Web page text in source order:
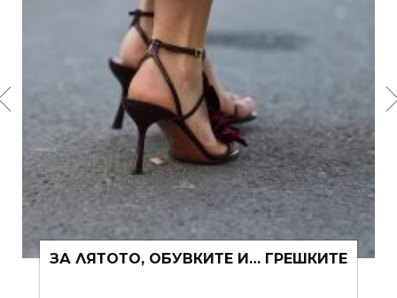
ЗА ЛЯТОТО, ОБУВКИТЕ И… ГРЕШКИТЕ